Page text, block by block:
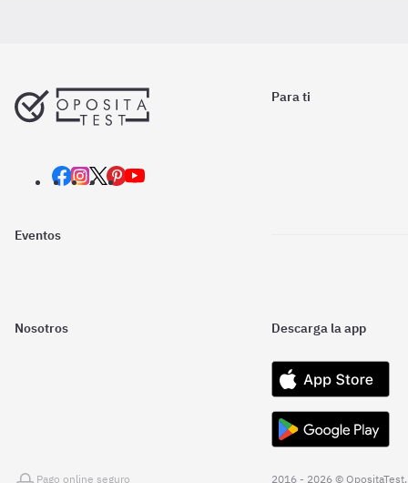
Para ti
Eventos
Nosotros Descarga la app
Pago online seguro 2016 - 2026 © OpositaTest.